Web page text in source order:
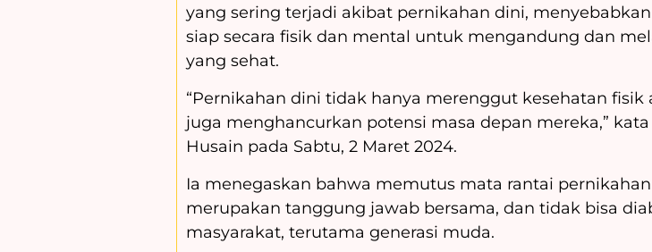
yang sering terjadi akibat pernikahan dini,
siap secara fisik dan mental untuk mengandung dan
yang sehat.
“Pernikahan dini tidak hanya merenggut kesehatan fisik
juga menghancurkan potensi masa depan mereka,” kata
Husain pada Sabtu, 2 Maret 2024.
Ia menegaskan bahwa memutus mata rantai
merupakan tanggung jawab bersama, dan tidak bisa
masyarakat, terutama generasi muda.